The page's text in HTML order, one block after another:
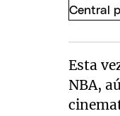
Esta
NBA,